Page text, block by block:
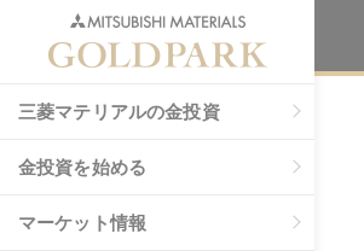
三菱マテリアルの金投資
金投資を始める
マーケット情報